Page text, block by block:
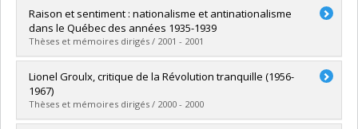
Diplômé(e) :Hamelin, Charles
Cycle :Maîtrise
Diplôme obtenu :M.A.
Lien vers le document dans Papyrus
Raison et sentiment : nationalisme et antinationalisme
dans le Québec des années 1935-1939
Thèses et mémoires dirigés / 2001 - 2001
Diplômé(e) : Bégin, Yves
Cycle :
Diplôme obtenu :M.A.
Lien vers le document dans Papyrus
Lionel Groulx, critique de la Révolution tranquille (1956-
1967)
Thèses et mémoires dirigés / 2000 - 2000